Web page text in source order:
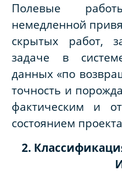
Полевые
немедленной
скрытых работ,
задаче в
данных «по
точность и
фактическим и
состоянием
2.